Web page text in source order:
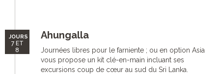
JOURS
7 ET
8
Ahungalla
Journées libres pour le farniente ; ou en option Asia
vous propose un kit clé-en-main incluant ses
excursions coup de cœur au sud du Sri Lanka.